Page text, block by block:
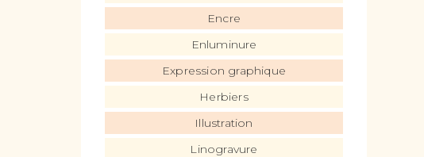
Encre
Enluminure
Expression graphique
Herbiers
Illustration
Linogravure